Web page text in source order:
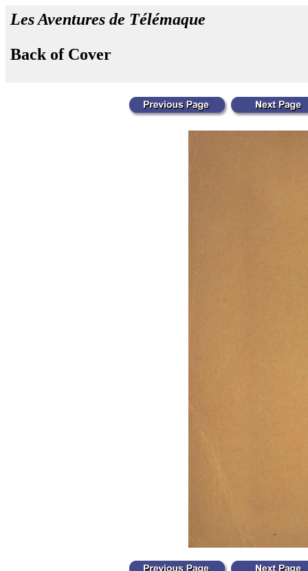
Les Aventures de Télémaque
Back of Cover